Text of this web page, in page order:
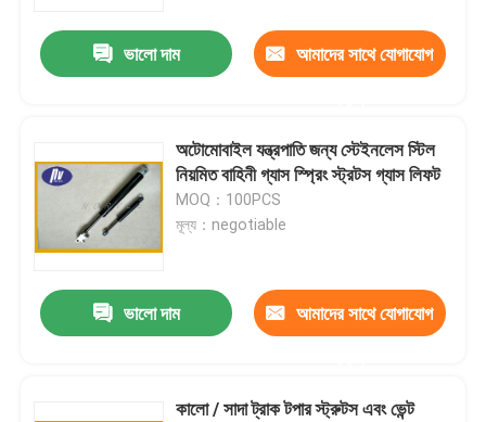
ভালো দাম আমাদের সাথে যোগাযোগ
অটোমোবাইল যন্ত্রপাতি জন্য স্টেইনলেস স্টিল
নিয়মিত বাহিনী গ্যাস স্প্রিং স্ট্রটস গ্যাস লিফট
MOQ：100PCS
মূল্য：negotiable
ভালো দাম আমাদের সাথে যোগাযোগ
কালো / সাদা ট্রাক টপার স্ট্রুটস এবং ভেন্ট